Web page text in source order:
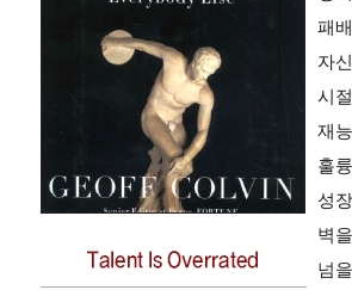
패
자
시
재
훌
성
벽
넘